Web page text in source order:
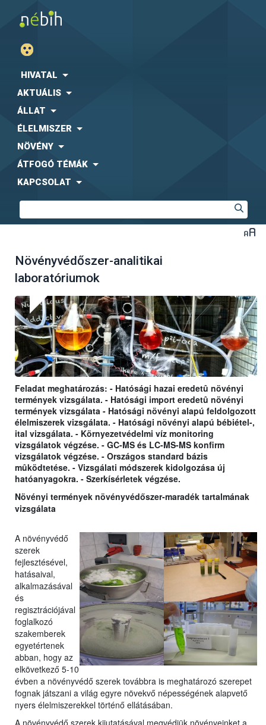
HIVATAL
AKTUÁLIS
ÁLLAT
ÉLELMISZER
NÖVÉNY
ÁTFOGÓ TÉMÁK
KAPCSOLAT
Növényvédőszer-analitikai
laboratóriumok
Feladat meghatározás: - Hatósági hazai eredetû növényi
termények vizsgálata. - Hatósági import eredetû növényi
termények vizsgálata - Hatósági növényi alapú feldolgozott
élelmiszerek vizsgálata. - Hatósági növényi alapú bébiétel-,
ital vizsgálata. - Környezetvédelmi víz monitoring
vizsgálatok végzése. - GC-MS és LC-MS-MS konfirm
vizsgálatok végzése. - Országos standard bázis
mûködtetése. - Vizsgálati módszerek kidolgozása új
hatóanyagokra. - Szerkísérletek végzése.
Növényi termények növényvédőszer-maradék tartalmának
vizsgálata
A növényvédő
szerek
fejlesztésével,
hatásaival,
alkalmazásával
és
regisztrációjával
foglalkozó
szakemberek
egyetértenek
abban, hogy az
elkövetkező 5-10
évben a növényvédő szerek továbbra is meghatározó szerepet
fognak játszani a világ egyre növekvő népességének alapvető
nyers élelmiszerekkel történő ellátásában.